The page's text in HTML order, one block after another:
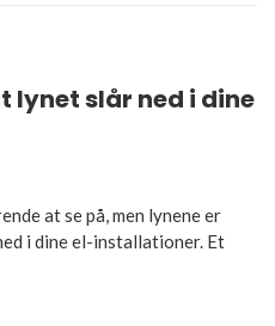
lynet slår ned i dine
at se på, men lynene er
i dine el-installationer. Et